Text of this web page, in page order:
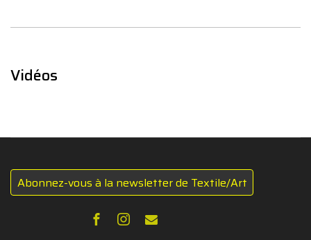
Vidéos
Abonnez-vous à la newsletter de Textile/Art